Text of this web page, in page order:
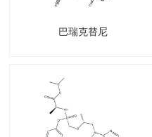
巴瑞克替尼